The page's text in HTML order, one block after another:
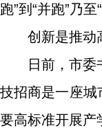
跑”到“并跑”乃至
创新是推动
日前，市
技招商是一座城
要高标准开展产